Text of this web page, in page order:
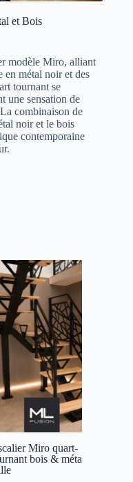
et Bois
modèle Miro, alliant
en métal noir et des
tournant se
une sensation de
combinaison de
noir et le bois
contemporaine
Miro quart-
bois & métal à